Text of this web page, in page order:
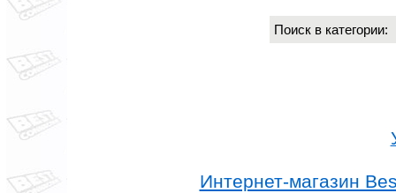
Поиск в
Интернет-магазин